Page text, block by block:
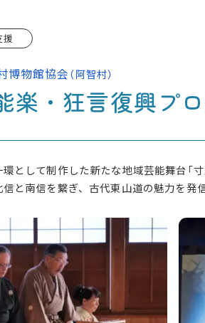
博物館協会（阿智村）
・狂言復興プ
として制作した新たな地域芸能舞台「
と南信を繋ぎ、古代東山道の魅力を発